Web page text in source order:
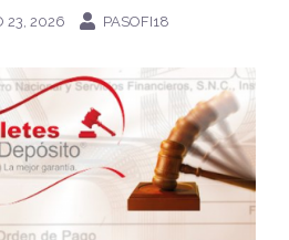
23, 2026 PASOFI18